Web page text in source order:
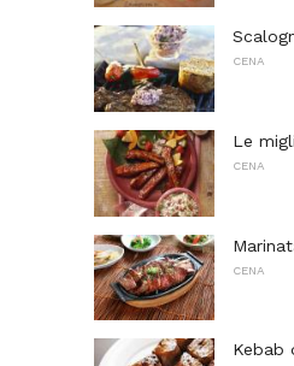
CENA
Le
CENA
CENA
Kebab